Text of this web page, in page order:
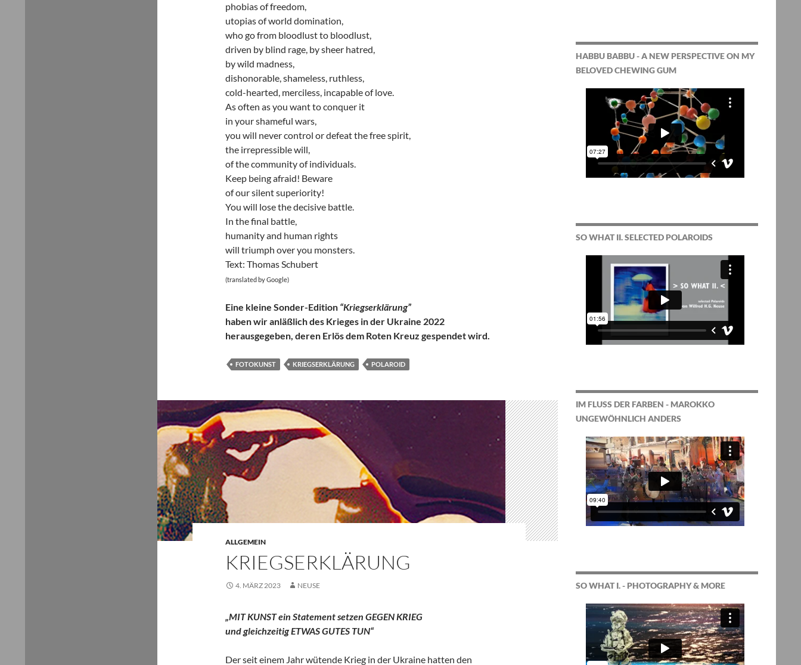
phobias of freedom,
utopias of world domination,
who go from bloodlust to bloodlust,
driven by blind rage, by sheer hatred,
by wild madness,
dishonorable, shameless, ruthless,
cold-hearted, merciless, incapable of love.
As often as you want to conquer it
in your shameful wars,
you will never control or defeat the free spirit,
the irrepressible will,
of the community of individuals.
Keep being afraid! Beware
of our silent superiority!
You will lose the decisive battle.
In the final battle,
humanity and human rights
will triumph over you monsters.
Text: Thomas Schubert
(translated by Google)
Eine kleine Sonder-Edition “Kriegserklärung”
haben wir anläßlich des Krieges in der Ukraine 2022
herausgegeben, deren Erlös dem Roten Kreuz gespendet wird.
FOTOKUNST KRIEGSERKLÄRUNG POLAROID
ALLGEMEIN
KRIEGSERKLÄRUNG
4. MÄRZ 2023 NEUSE
„MIT KUNST ein Statement setzen GEGEN KRIEG
und gleichzeitig ETWAS GUTES TUN“
Der seit einem Jahr wütende Krieg in der Ukraine hatten den
HABBU BABBU - A NEW PERSPECTIVE ON MY
BELOVED CHEWING GUM
SO WHAT II. SELECTED POLAROIDS
IM FLUSS DER FARBEN - MAROKKO
UNGEWÖHNLICH ANDERS
SO WHAT I. - PHOTOGRAPHY & MORE